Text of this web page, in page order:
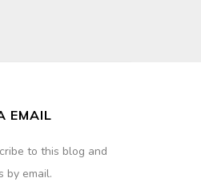
EMAIL
to this blog and
by email.